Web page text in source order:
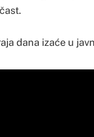
dana izaće u